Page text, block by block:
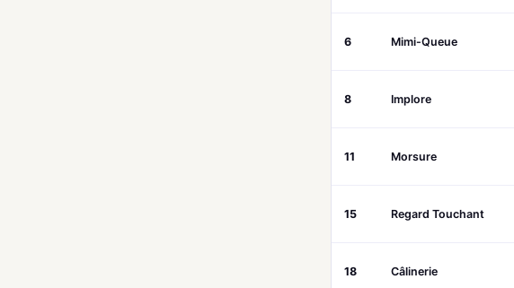
6 Mimi-Queue
8 Implore
11 Morsure
15 Regard Touchant
18 Câlinerie